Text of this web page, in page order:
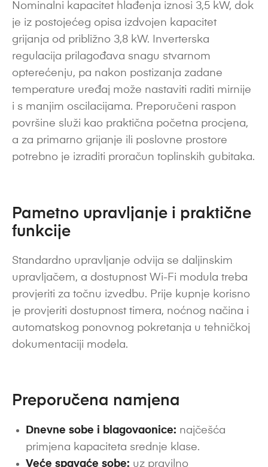
Nominalni kapacitet hlađenja iznosi 3,5 kW, dok
je iz postojećeg opisa izdvojen kapacitet
grijanja od približno 3,8 kW. Inverterska
regulacija prilagođava snagu stvarnom
opterećenju, pa nakon postizanja zadane
temperature uređaj može nastaviti raditi mirnije
i s manjim oscilacijama. Preporučeni raspon
površine služi kao praktična početna procjena,
a za primarno grijanje ili poslovne prostore
potrebno je izraditi proračun toplinskih gubitaka.
Pametno upravljanje i praktične
funkcije
Standardno upravljanje odvija se daljinskim
upravljačem, a dostupnost Wi-Fi modula treba
provjeriti za točnu izvedbu. Prije kupnje korisno
je provjeriti dostupnost timera, noćnog načina i
automatskog ponovnog pokretanja u tehničkoj
dokumentaciji modela.
Preporučena namjena
Dnevne sobe i blagovaonice: najčešća
primjena kapaciteta srednje klase.
Veće spavaće sobe: uz pravilno